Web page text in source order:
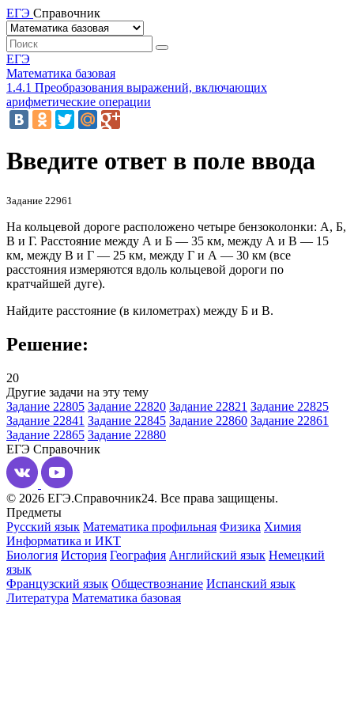
ЕГЭ Справочник
ЕГЭ
Математика базовая
1.4.1 Преобразования выражений, включающих
арифметические операции
Введите ответ в поле ввода
Задание 22961
На кольцевой дороге расположено четыре бензоколонки: А, Б,
В и Г. Расстояние между А и Б — 35 км, между А и В — 15
км, между В и Г — 25 км, между Г и А — 30 км (все
расстояния измеряются вдоль кольцевой дороги по
кратчайшей дуге).
Найдите расстояние (в километрах) между Б и В.
Решение:
20
Другие задачи на эту тему
Задание 22805 Задание 22820 Задание 22821 Задание 22825
Задание 22841 Задание 22845 Задание 22860 Задание 22861
Задание 22865 Задание 22880
ЕГЭ Справочник
© 2026 ЕГЭ.Справочник24. Все права защищены.
Предметы
Русский язык Математика профильная Физика Химия
Информатика и ИКТ
Биология История География Английский язык Немецкий
язык
Французский язык Обществознание Испанский язык
Литература Математика базовая